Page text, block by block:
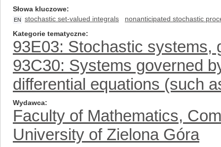
Słowa kluczowe
EN stochastic set-valued integrals
nonanticipated stochastic
Kategorie tematyczne
93E03: Stochastic systems,
93C30: Systems governed
differential equations (such
Wydawca
Faculty of Mathematics,
University of Zielona Góra